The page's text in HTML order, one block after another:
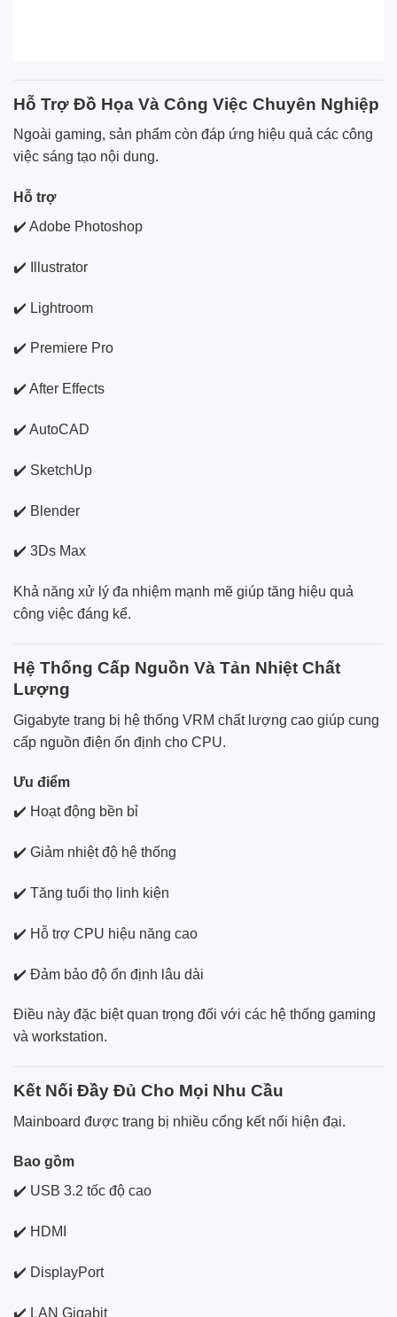
Hỗ Trợ Đồ Họa Và Công Việc Chuyên Nghiệp
Ngoài gaming, sản phẩm còn đáp ứng hiệu quả các công
việc sáng tạo nội dung.
Hỗ trợ
✔️ Adobe Photoshop
✔️ Illustrator
✔️ Lightroom
✔️ Premiere Pro
✔️ After Effects
✔️ AutoCAD
✔️ SketchUp
✔️ Blender
✔️ 3Ds Max
Khả năng xử lý đa nhiệm mạnh mẽ giúp tăng hiệu quả
công việc đáng kể.
Hệ Thống Cấp Nguồn Và Tản Nhiệt Chất
Lượng
Gigabyte trang bị hệ thống VRM chất lượng cao giúp cung
cấp nguồn điện ổn định cho CPU.
Ưu điểm
✔️ Hoạt động bền bỉ
✔️ Giảm nhiệt độ hệ thống
✔️ Tăng tuổi thọ linh kiện
✔️ Hỗ trợ CPU hiệu năng cao
✔️ Đảm bảo độ ổn định lâu dài
Điều này đặc biệt quan trọng đối với các hệ thống gaming
và workstation.
Kết Nối Đầy Đủ Cho Mọi Nhu Cầu
Mainboard được trang bị nhiều cổng kết nối hiện đại.
Bao gồm
✔️ USB 3.2 tốc độ cao
✔️ HDMI
✔️ DisplayPort
✔️ LAN Gigabit